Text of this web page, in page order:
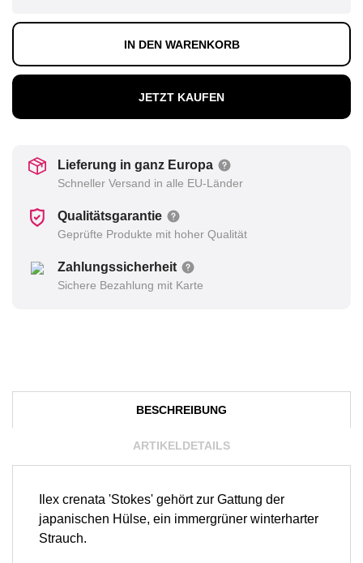
IN DEN WARENKORB
JETZT KAUFEN
Lieferung in ganz Europa
Schneller Versand in alle EU-Länder
Qualitätsgarantie
Geprüfte Produkte mit hoher Qualität
Zahlungssicherheit
Sichere Bezahlung mit Karte
BESCHREIBUNG
ARTIKELDETAILS
Ilex crenata 'Stokes' gehört zur Gattung der
japanischen Hülse, ein immergrüner winterharter
Strauch.